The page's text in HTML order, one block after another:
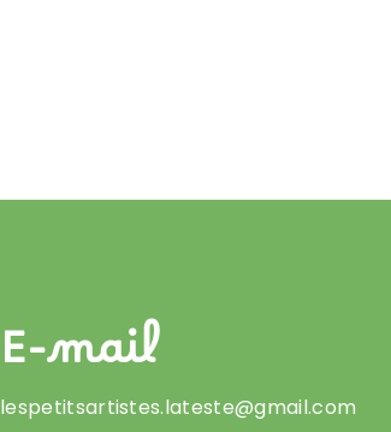
E-mail
lespetitsartistes.lateste@gmail.com